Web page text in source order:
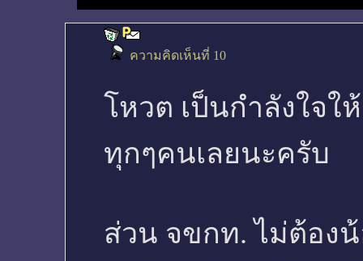
ความคิดเห็นที่ 10
โหวต เป็นกำลังใจ
ทุกๆคนเลยนะครับ
ส่วน จขกท. ไม่ต้อง